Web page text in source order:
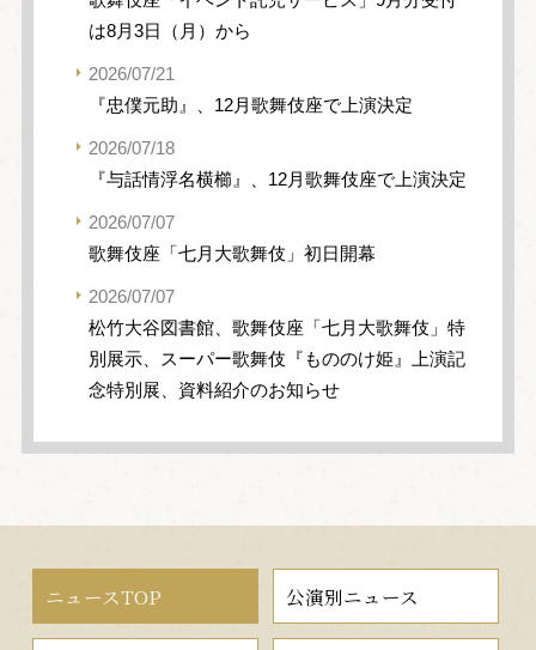
は8月3日（月）から
2026/07/21
『忠僕元助』、12月歌舞伎座で上演決定
2026/07/18
『与話情浮名横櫛』、12月歌舞伎座で上演決定
2026/07/07
歌舞伎座「七月大歌舞伎」初日開幕
2026/07/07
松竹大谷図書館、歌舞伎座「七月大歌舞伎」特
別展示、スーパー歌舞伎『もののけ姫』上演記
念特別展、資料紹介のお知らせ
ニュースTOP 公演別ニュース